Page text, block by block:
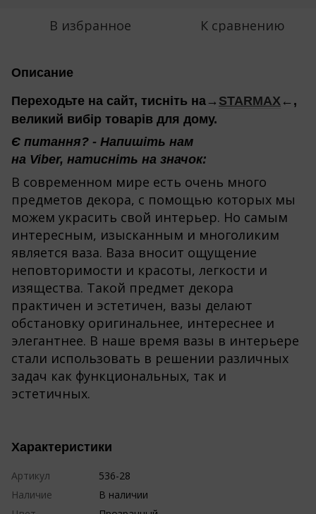
В избранное К сравнению
Описание
Переходьте на сайт, тисніть на→ STARMAX ← ,
великий вибір товарів для дому.
Є питання? - Напишіть нам
на Viber, натисніть на значок:
В современном мире есть очень много
предметов декора, с помощью которых мы
можем украсить свой интерьер. Но самым
интересным, изысканным и многоликим
является ваза. Ваза вносит ощущение
неповторимости и красоты, легкости и
изящества. Такой предмет декора
практичен и эстетичен, вазы делают
обстановку оригинальнее, интереснее и
элегантнее. В наше время вазы в интерьере
стали использовать в решении различных
задач как функциональных, так и
эстетичных.
Характеристики
Артикул
536-28
Наличие
В наличии